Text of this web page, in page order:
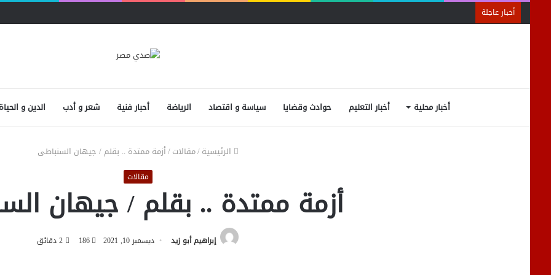
أخبار عاجلة
أخبار محلية أخبار التعليم حوادث وقضايا سياسة و اقتصاد الرياضة أحبار فنية شعر و أدب الدين و الحياة
الرئيسية/مقالات/أزمة ممتدة .. بقلم / جيهان السنباطى
مقالات
أزمة ممتدة .. بقلم / جيهان
إبراهيم أبو زيد ديسمبر 10, 2021 186